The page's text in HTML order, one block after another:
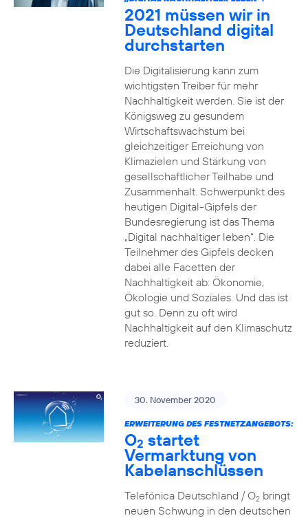
2021 müssen wir in
Deutschland digital
durchstarten
Die Digitalisierung kann zum
wichtigsten Treiber für mehr
Nachhaltigkeit werden. Sie ist der
Königsweg zu gesundem
Wirtschaftswachstum bei
gleichzeitiger Erreichung von
Klimazielen und Stärkung von
gesellschaftlicher Teilhabe und
Zusammenhalt. Schwerpunkt des
heutigen Digital-Gipfels der
Bundesregierung ist das Thema
„Digital nachhaltiger leben“. Die
Teilnehmer des Gipfels decken
dabei alle Facetten der
Nachhaltigkeit ab: Ökonomie,
Ökologie und Soziales. Und das ist
gut so. Denn zu oft wird
Nachhaltigkeit auf den Klimaschutz
reduziert.
30. November 2020
ERWEITERUNG DES FESTNETZANGEBOTS:
O2 startet
Vermarktung von
Kabelanschlüssen
Telefónica Deutschland / O2bringt
neuen Schwung in den deutschen